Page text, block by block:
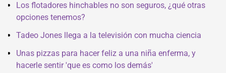
Los flotadores hinchables no son seguros, ¿qué otras
opciones tenemos?
Tadeo Jones llega a la televisión con mucha ciencia
Unas pizzas para hacer feliz a una niña enferma, y
hacerle sentir 'que es como los demás'